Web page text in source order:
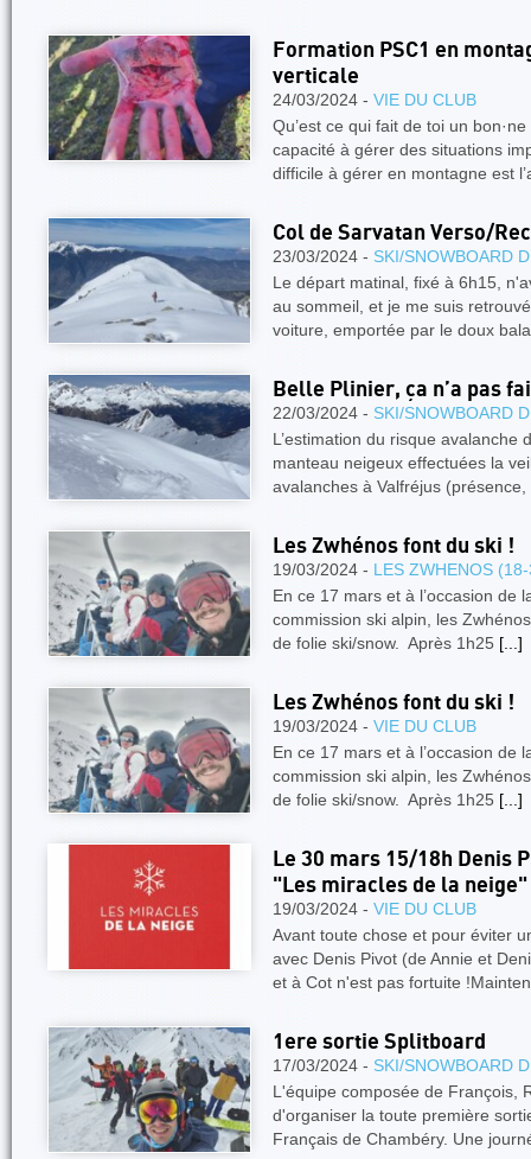
Formation PSC1 en
verticale
24/03/2024 - VIE DU CLUB
Qu’est ce qui fait de toi un
capacité à gérer des situations
difficile à gérer en montagne est
Col de Sarvatan Verso/
23/03/2024 - SKI/SNOWBOARD
Le départ matinal, fixé à 6h15,
au sommeil, et je me suis
voiture, emportée par le doux
Belle Plinier, ça n’a pas
22/03/2024 - SKI/SNOWBOARD
L’estimation du risque avalanche
manteau neigeux effectuées la
avalanches à Valfréjus
Les Zwhénos font du ski !
19/03/2024 - LES ZWHENOS
En ce 17 mars et à l’occasion de
commission ski alpin, les
de folie ski/snow. Après 1h25 [...]
Les Zwhénos font du ski !
19/03/2024 - VIE DU CLUB
En ce 17 mars et à l’occasion de
commission ski alpin, les
de folie ski/snow. Après 1h25 [...]
Le 30 mars 15/18h Denis
"Les miracles de la neige"
19/03/2024 - VIE DU CLUB
Avant toute chose et pour éviter
avec Denis Pivot (de Annie et
et à Cot n'est pas fortuite
1ere sortie Splitboard
17/03/2024 - SKI/SNOWBOARD
L'équipe composée de François,
d'organiser la toute première
Français de Chambéry. Une